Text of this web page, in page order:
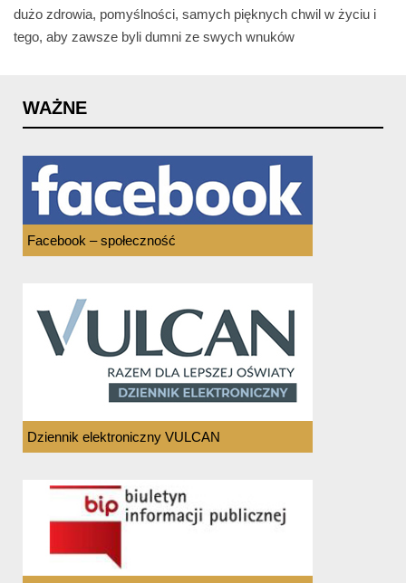
dużo zdrowia, pomyślności, samych pięknych chwil w życiu i
tego, aby zawsze byli dumni ze swych wnuków
WAŻNE
Facebook – społeczność
Dziennik elektroniczny VULCAN